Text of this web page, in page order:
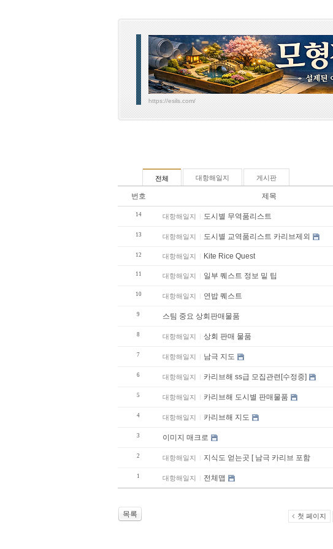
https://esils.com/
전체 대항해일지 게시판
번호 제목
14 대항해일지 도시별 무역품리스트
13 대항해일지 도시별 교역품리스트 카리브제외
12 대항해일지 Kite Rice Quest
11 대항해일지 일부 퀘스트 정보 밑 팁
10 대항해일지 연밥 퀘스트
9 스팀 중요 상회판매물품
8 대항해일지 상회 판매 물품
7 대항해일지 남극 지도
6 대항해일지 카리브해 ss급 모집관련[수정중]
5 대항해일지 카리브해 도시별 판매물품
4 대항해일지 카리브해 지도
3 이미지 매크로
2 대항해일지 지식도 얻는곳 [ 남극 카리브 포함
1 대항해일지 전체맵
목록 첫 페이지